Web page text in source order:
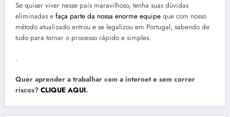
Se quiser viver nesse país maravilhoso, tenha suas dúvidas
eliminadas e faça parte da nossa enorme equipe que com nosso
método atualizado entrou e se legalizou em Portugal, sabendo de
tudo para tornar o processo rápido e simples.
.
Quer aprender a trabalhar com a internet e sem correr
riscos? CLIQUE AQUI.